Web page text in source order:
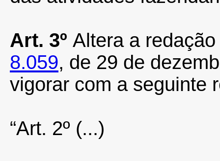
Art. 3º Altera a redação
8.059, de 29 de
vigorar com a seguinte
“Art. 2º (...)